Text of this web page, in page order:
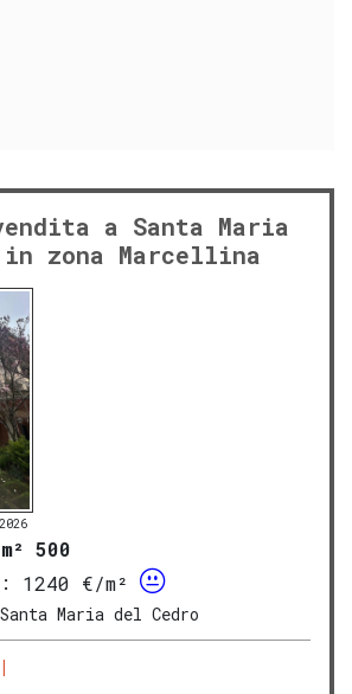
a Santa Maria
zona Marcellina
m² 500
1240 €/m²
Maria del Cedro